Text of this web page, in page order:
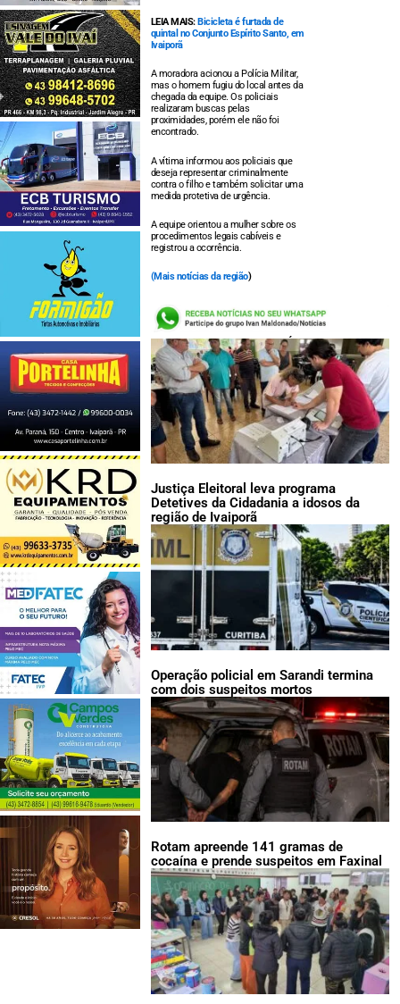
LEIA MAIS:Bicicleta é furtada de
quintal no Conjunto Espírito Santo, em
Ivaiporã
A moradora acionou a Polícia Militar,
mas o homem fugiu do local antes da
chegada da equipe. Os policiais
realizaram buscas pelas
proximidades, porém ele não foi
encontrado.
A vítima informou aos policiais que
deseja representar criminalmente
contra o filho e também solicitar uma
medida protetiva de urgência.
A equipe orientou a mulher sobre os
procedimentos legais cabíveis e
registrou a ocorrência.
(Mais notícias da região)
LEIA TAMBÉM:
Justiça Eleitoral leva programa
Detetives da Cidadania a idosos da
região de Ivaiporã
Operação policial em Sarandi termina
com dois suspeitos mortos
Rotam apreende 141 gramas de
cocaína e prende suspeitos em Faxinal